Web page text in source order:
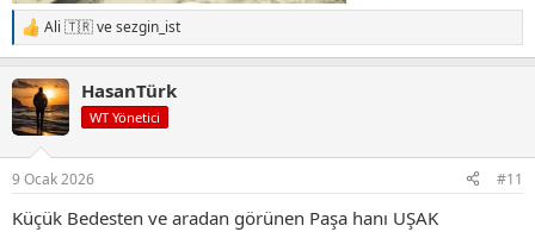
T
e
k
i
l
Ali 🇹🇷vesezgin_ist
HasanTürk
WT Yönetici
9 Ocak 2026 #11
Küçük Bedesten ve aradan görünen Paşa hanı UŞAK